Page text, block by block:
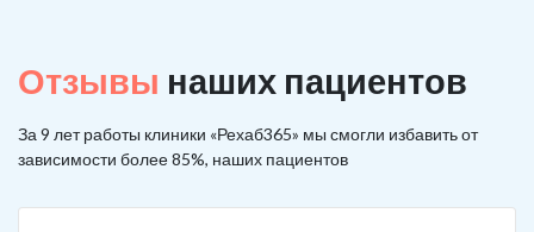
Отзывы наших пациентов
За 9 лет работы клиники «Рехаб365» мы смогли избавить от
зависимости более 85%, наших пациентов